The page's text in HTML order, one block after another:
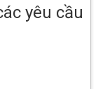
yêu cầu